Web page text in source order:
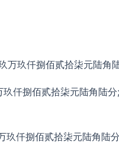
万玖仟捌佰贰拾柒元陆角
仟捌佰贰拾柒元陆角陆分;
玖仟捌佰贰拾柒元陆角陆分